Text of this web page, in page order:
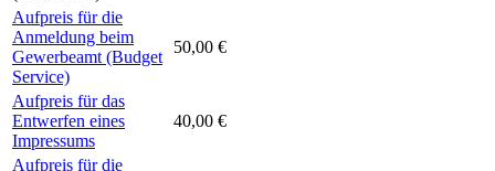
Aufpreis für die
Anmeldung beim
Gewerbeamt (Budget
Service)
50,00 €
Aufpreis für das
Entwerfen eines
Impressums
40,00 €
Aufpreis für die